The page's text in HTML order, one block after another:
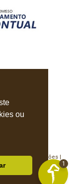
ou
de Reclamações |
reservados
1